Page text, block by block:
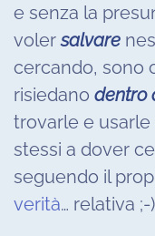
e senza la
volersalvare
cercando, sono
risiedano dentro
trovarle e usarle
stessi a dover
seguendo il
verità… relativa ;-